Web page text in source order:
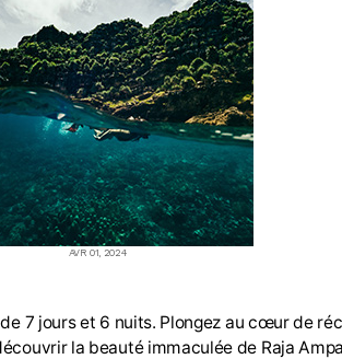
AVR 01, 2024
7 jours et 6 nuits. Plongez au cœur de
la beauté immaculée de Raja